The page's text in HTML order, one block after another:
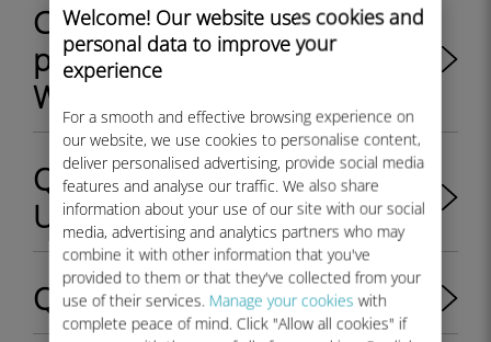
Welcome! Our website uses cookies and
personal data to improve your
experience
For a smooth and effective browsing experience on
our website, we use cookies to personalise content,
deliver personalised advertising, provide social media
features and analyse our traffic. We also share
information about your use of our site with our social
media, advertising and analytics partners who may
combine it with other information that you've
provided to them or that they've collected from your
use of their services. Manage your cookies with
complete peace of mind. Click "Allow all cookies" if
Comment utiliser le code
promo de bienvenue Ubigi
WELCOME10 ?
Qu’est-ce que l’application
Ubigi ?
Qu’est-ce que Ubigi eSIM ?